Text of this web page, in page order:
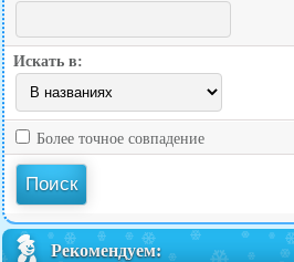
Искать в:
Более точное совпадение
Рекомендуем: